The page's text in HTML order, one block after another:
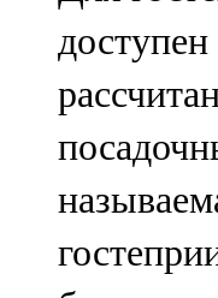
Яр Чаллы
105,5 FM